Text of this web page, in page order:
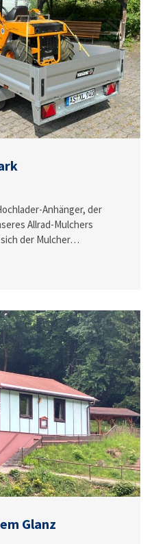
Anhänger, der
Allrad-Mulchers
der Mulcher…
Glanz